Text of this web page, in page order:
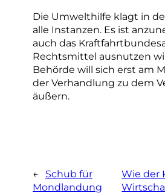
Die Umwelthilfe klagt in
alle Instanzen. Es ist
auch das
Rechtsmittel ausnutzen
Behörde will sich erst am
der Verhandlung zu dem
äußern.
←
Schub für
Mondlandung
Wie der